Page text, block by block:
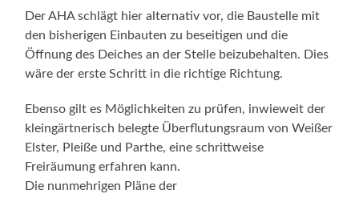
Der AHA schlägt hier alternativ vor, die Baustelle mit
den bisherigen Einbauten zu beseitigen und die
Öffnung des Deiches an der Stelle beizubehalten. Dies
wäre der erste Schritt in die richtige Richtung.
Ebenso gilt es Möglichkeiten zu prüfen, inwieweit der
kleingärtnerisch belegte Überflutungsraum von Weißer
Elster, Pleiße und Parthe, eine schrittweise
Freiräumung erfahren kann.
Die nunmehrigen Pläne der